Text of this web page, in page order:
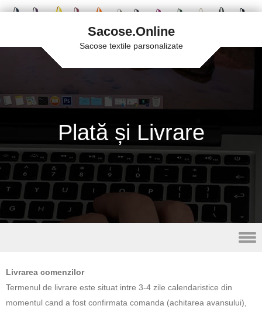
Sacose.Online
Sacose textile parsonalizate
Plată și Livrare
Livrarea comenzilor
Termenul de livrare este situat intre 3-4 zile calendaristice din
momentul cand a fost confirmata comanda (achitarea avansului),